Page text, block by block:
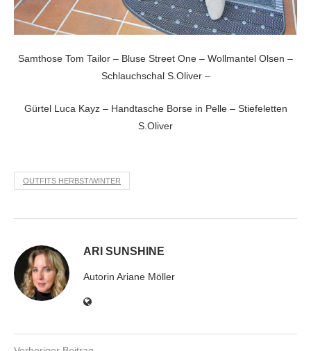
Samthose Tom Tailor – Bluse Street One – Wollmantel Olsen –
Schlauchschal S.Oliver –
Gürtel Luca Kayz – Handtasche Borse in Pelle – Stiefeletten
S.Oliver
OUTFITS HERBST/WINTER
ARI SUNSHINE
Autorin Ariane Möller